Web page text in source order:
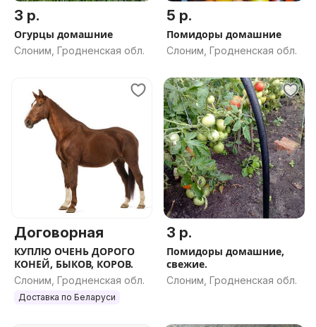
3 р.
Огурцы домашние
Слоним, Гродненская обл.
5 р.
Помидоры домашние
Слоним, Гродненская обл.
Договорная
КУПЛЮ ОЧЕНЬ ДОРОГО
КОНЕЙ, БЫКОВ, КОРОВ.
Слоним, Гродненская обл.
Доставка по Беларуси
3 р.
Помидоры домашние,
свежие.
Слоним, Гродненская обл.